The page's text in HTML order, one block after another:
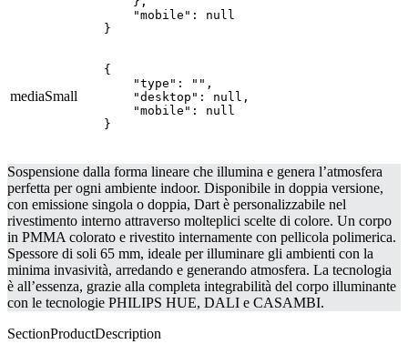
    "mobile": null
}
mediaSmall
{
    "type": "",
    "desktop": null,
    "mobile": null
}
Sospensione dalla forma lineare che illumina e genera l’atmosfera
perfetta per ogni ambiente indoor. Disponibile in doppia versione,
con emissione singola o doppia, Dart è personalizzabile nel
rivestimento interno attraverso molteplici scelte di colore. Un corpo
in PMMA colorato e rivestito internamente con pellicola polimerica.
Spessore di soli 65 mm, ideale per illuminare gli ambienti con la
minima invasività, arredando e generando atmosfera. La tecnologia
è all’essenza, grazie alla completa integrabilità del corpo illuminante
con le tecnologie PHILIPS HUE, DALI e CASAMBI.
SectionProductDescription